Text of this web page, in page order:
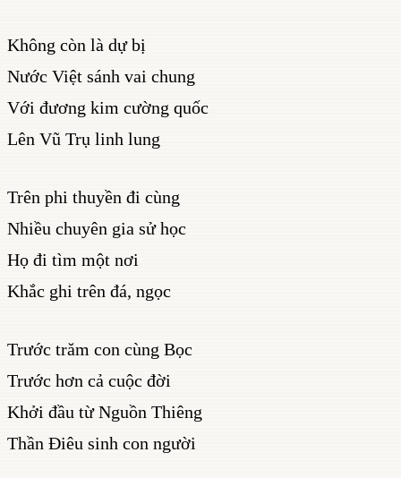
Không còn là dự bị
Nước Việt sánh vai chung
Với đương kim cường quốc
Lên Vũ Trụ linh lung
Trên phi thuyền đi cùng
Nhiều chuyên gia sử học
Họ đi tìm một nơi
Khắc ghi trên đá, ngọc
Trước trăm con cùng Bọc
Trước hơn cả cuộc đời
Khởi đầu từ Nguồn Thiêng
Thần Điêu sinh con người